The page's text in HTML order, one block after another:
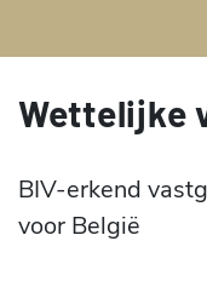
Wettelijke
BIV-erkend
voor België